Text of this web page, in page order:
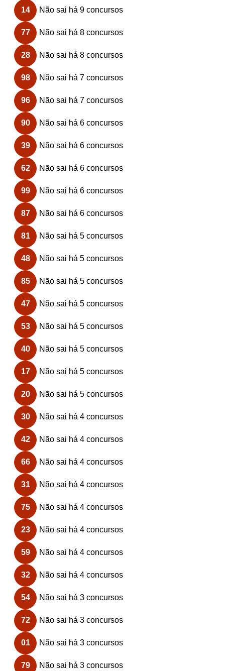
14 Não sai há 9 concursos
77 Não sai há 8 concursos
28 Não sai há 8 concursos
98 Não sai há 7 concursos
96 Não sai há 7 concursos
90 Não sai há 6 concursos
39 Não sai há 6 concursos
62 Não sai há 6 concursos
99 Não sai há 6 concursos
87 Não sai há 6 concursos
81 Não sai há 5 concursos
48 Não sai há 5 concursos
85 Não sai há 5 concursos
47 Não sai há 5 concursos
53 Não sai há 5 concursos
40 Não sai há 5 concursos
17 Não sai há 5 concursos
20 Não sai há 5 concursos
30 Não sai há 4 concursos
42 Não sai há 4 concursos
66 Não sai há 4 concursos
31 Não sai há 4 concursos
75 Não sai há 4 concursos
23 Não sai há 4 concursos
59 Não sai há 4 concursos
32 Não sai há 4 concursos
54 Não sai há 3 concursos
72 Não sai há 3 concursos
01 Não sai há 3 concursos
79 Não sai há 3 concursos